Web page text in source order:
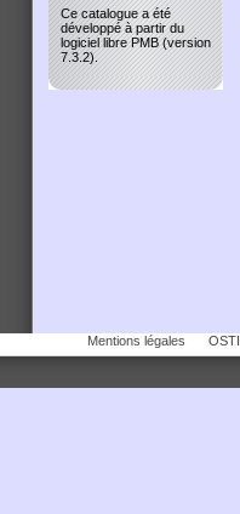
Mentions légales OSTI
Ce catalogue a été
développé à partir du
logiciel libre PMB (version
7.3.2).